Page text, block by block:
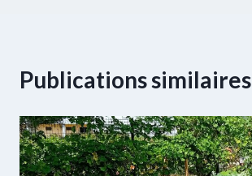
Publications similaires